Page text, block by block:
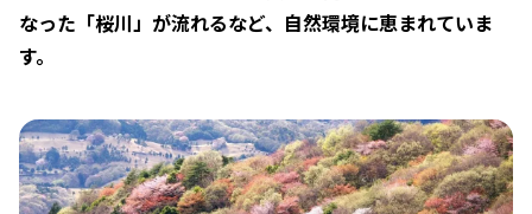
なった「桜川」が流れるなど、自然環境に恵まれていま
す。